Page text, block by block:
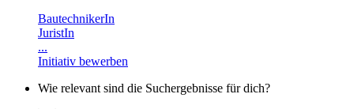
BautechnikerIn
JuristIn
...
Initiativ bewerben
Wie relevant sind die Suchergebnisse für dich?